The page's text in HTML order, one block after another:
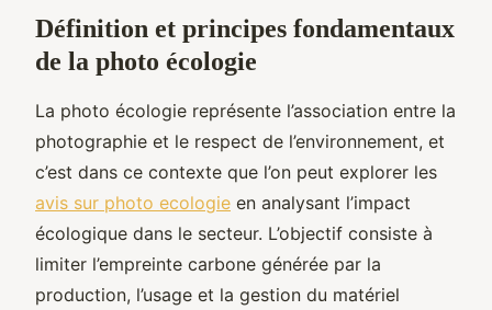
Définition et principes fondamentaux
de la photo écologie
La photo écologie représente l’association entre la
photographie et le respect de l’environnement, et
c’est dans ce contexte que l’on peut explorer les
avis sur photo ecologie en analysant l’impact
écologique dans le secteur. L’objectif consiste à
limiter l’empreinte carbone générée par la
production, l’usage et la gestion du matériel